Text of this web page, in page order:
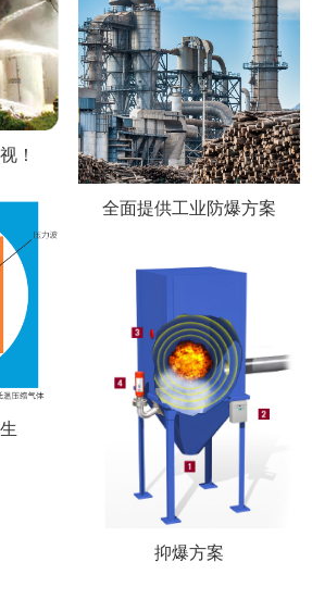
！
全面提供工业防爆方案
抑爆方案